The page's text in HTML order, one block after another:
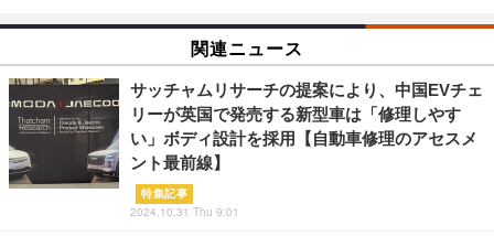
関連ニュース
サッチャムリサーチの提案により、中国EVチェ
リーが英国で発売する新型車は「修理しやす
い」ボディ設計を採用【自動車修理のアセスメ
ント最前線】
特集記事
2024.10.31 Thu 9:01